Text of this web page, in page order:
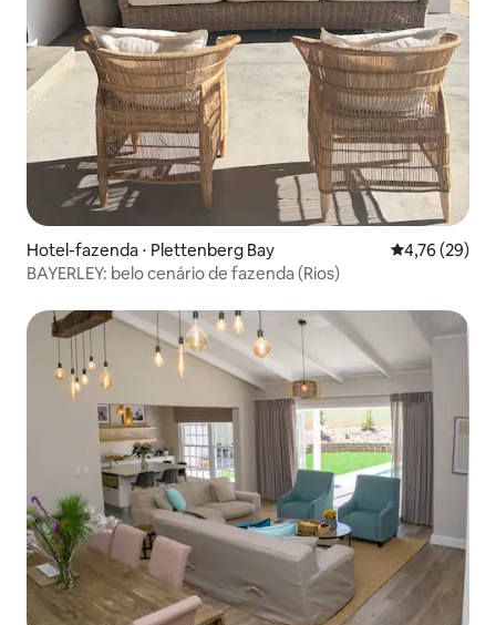
Hotel-fazenda ⋅ Plettenberg Bay 4,76 de uma
4,76 (29)
BAYERLEY: belo cenário de fazenda (Rios)